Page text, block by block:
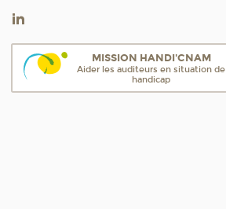
MISSION HANDI'CNAM
Aider les auditeurs en situation de
handicap